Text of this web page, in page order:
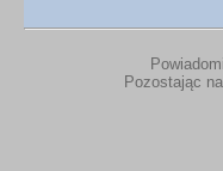
Pozostając